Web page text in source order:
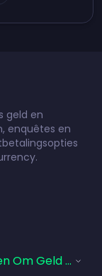
geld en
enquêtes en
Om Geld Te